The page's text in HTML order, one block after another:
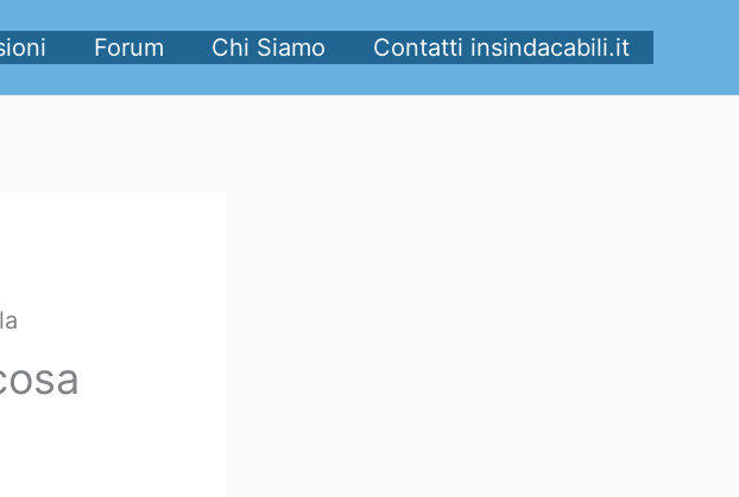
Forum Chi Siamo Contatti insindacabili.it